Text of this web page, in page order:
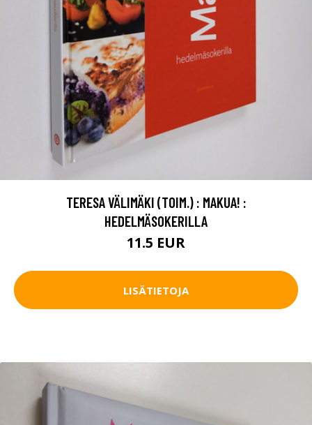
TERESA VÄLIMÄKI (TOIM.) : MAKUA! :
HEDELMÄSOKERILLA
11.5 EUR
LISÄTIETOJA